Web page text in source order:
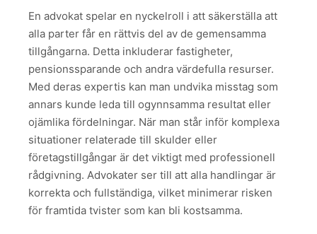
En advokat spelar en nyckelroll i att säkerställa att
alla parter får en rättvis del av de gemensamma
tillgångarna. Detta inkluderar fastigheter,
pensionssparande och andra värdefulla resurser.
Med deras expertis kan man undvika misstag som
annars kunde leda till ogynnsamma resultat eller
ojämlika fördelningar. När man står inför komplexa
situationer relaterade till skulder eller
företagstillgångar är det viktigt med professionell
rådgivning. Advokater ser till att alla handlingar är
korrekta och fullständiga, vilket minimerar risken
för framtida tvister som kan bli kostsamma.